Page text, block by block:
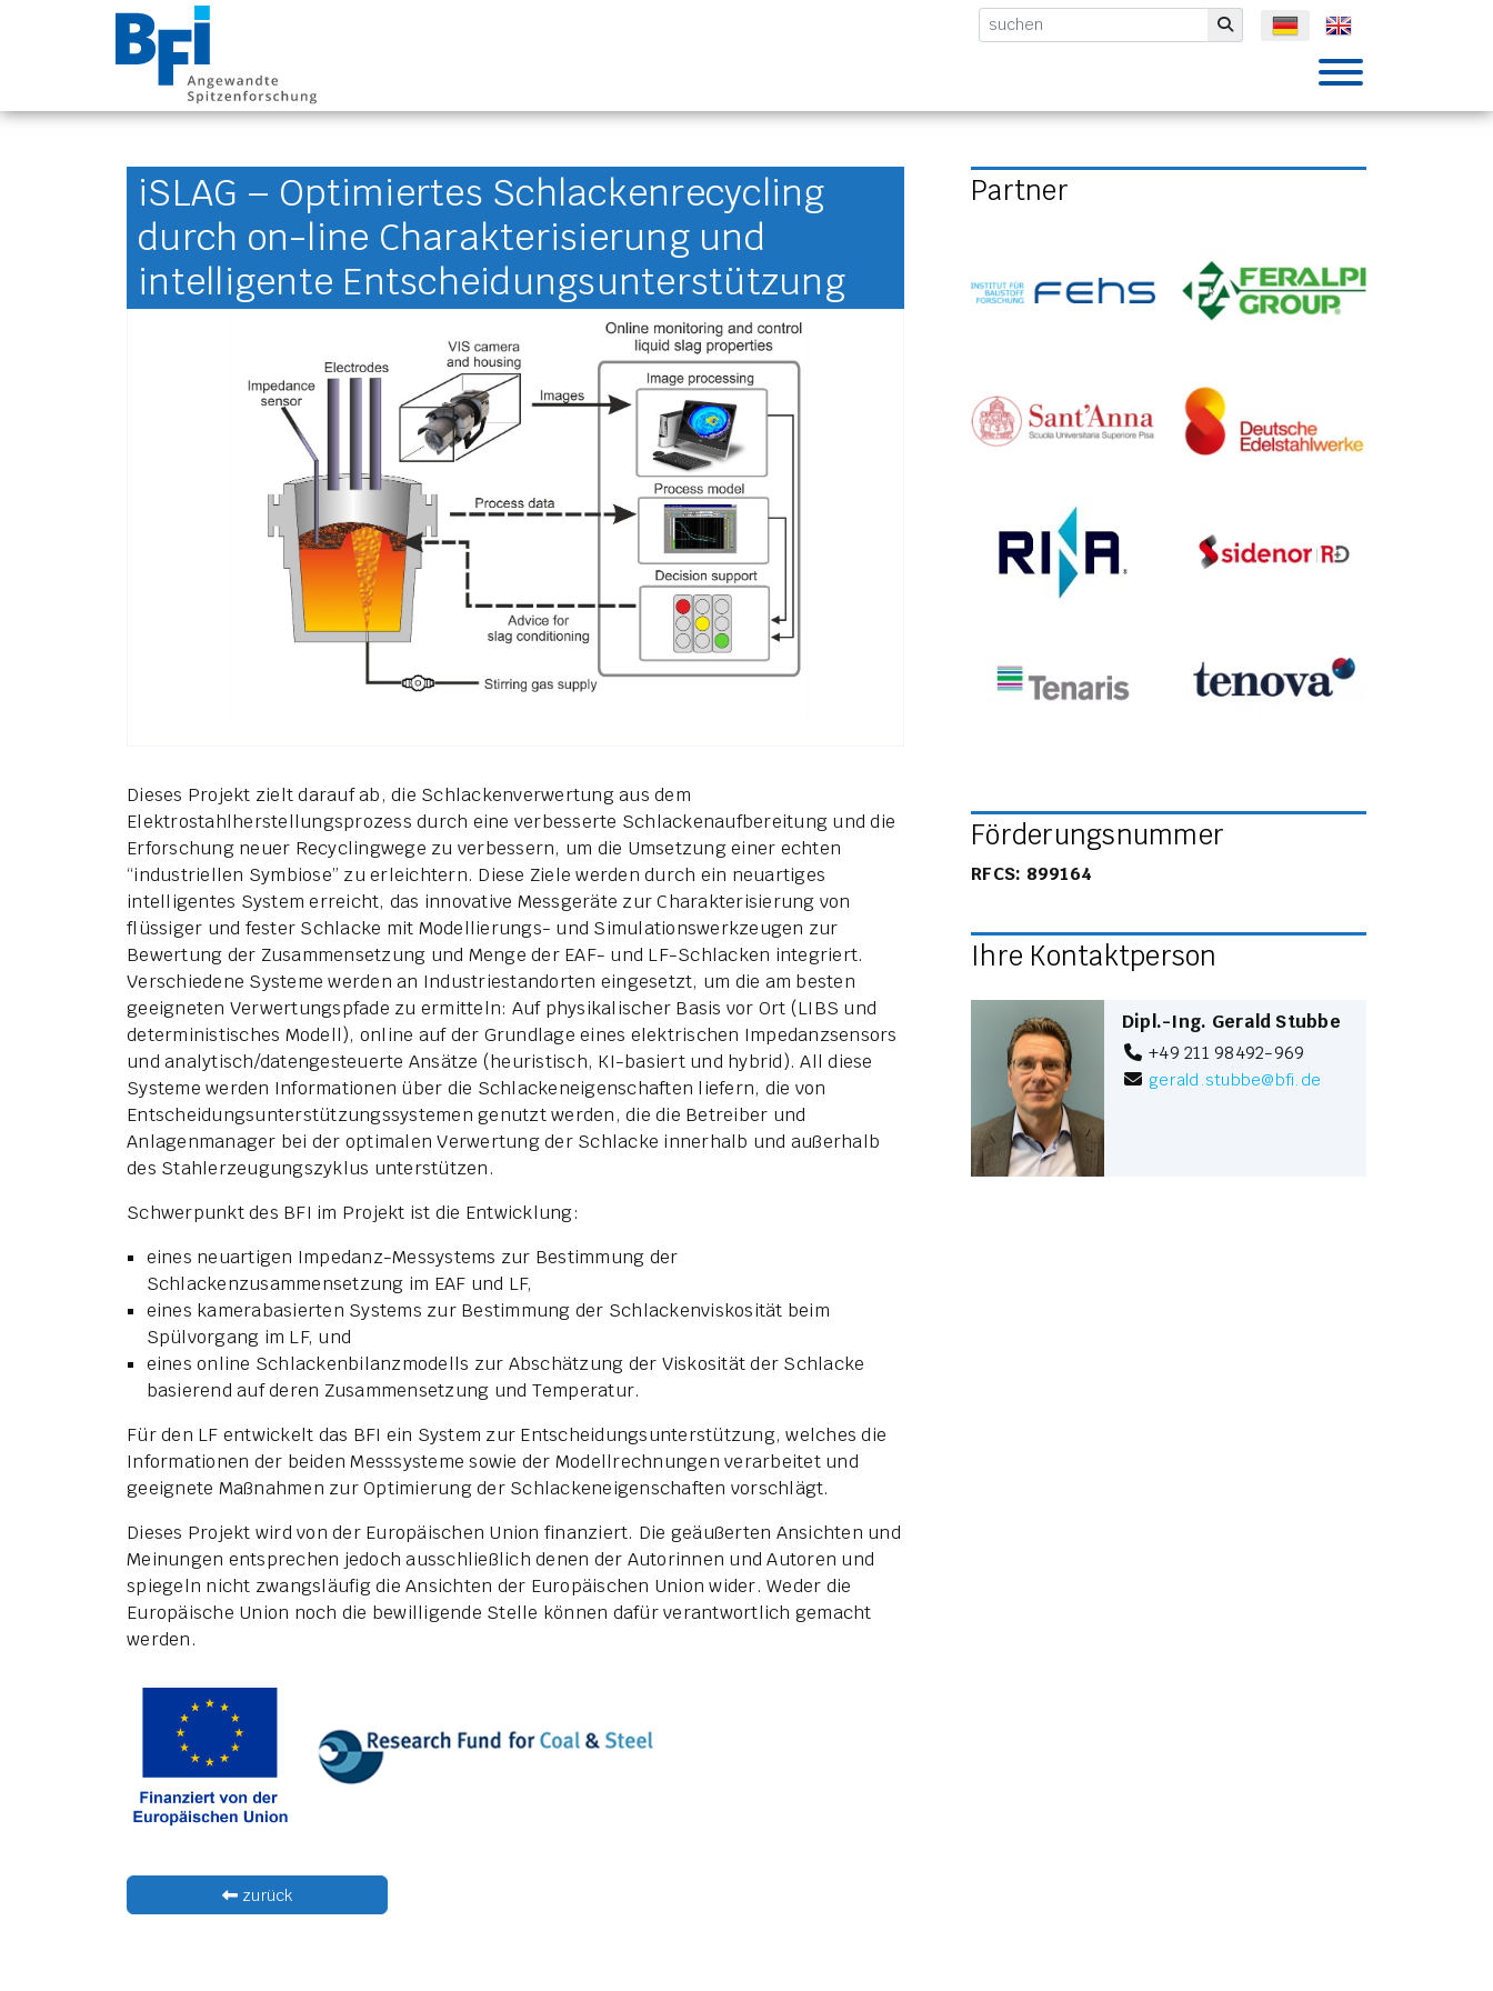
BFI VDEh-Betriebsforschungsinstitut GmbH Submit
iSLAG – Optimiertes Schlackenrecycling
durch on-line Charakterisierung und
intelligente Entscheidungsunterstützung
Dieses Projekt zielt darauf ab, die Schlackenverwertung aus dem
Elektrostahlherstellungsprozess durch eine verbesserte Schlackenaufbereitung und die
Erforschung neuer Recyclingwege zu verbessern, um die Umsetzung einer echten
“industriellen Symbiose” zu erleichtern. Diese Ziele werden durch ein neuartiges
intelligentes System erreicht, das innovative Messgeräte zur Charakterisierung von
flüssiger und fester Schlacke mit Modellierungs- und Simulationswerkzeugen zur
Bewertung der Zusammensetzung und Menge der EAF- und LF-Schlacken integriert.
Verschiedene Systeme werden an Industriestandorten eingesetzt, um die am besten
geeigneten Verwertungspfade zu ermitteln: Auf physikalischer Basis vor Ort (LIBS und
deterministisches Modell), online auf der Grundlage eines elektrischen Impedanzsensors
und analytisch/datengesteuerte Ansätze (heuristisch, KI-basiert und hybrid). All diese
Systeme werden Informationen über die Schlackeneigenschaften liefern, die von
Entscheidungsunterstützungssystemen genutzt werden, die die Betreiber und
Anlagenmanager bei der optimalen Verwertung der Schlacke innerhalb und außerhalb
des Stahlerzeugungszyklus unterstützen.
Schwerpunkt des BFI im Projekt ist die Entwicklung:
eines neuartigen Impedanz-Messystems zur Bestimmung der
Schlackenzusammensetzung im EAF und LF,
eines kamerabasierten Systems zur Bestimmung der Schlackenviskosität beim
Spülvorgang im LF, und
eines online Schlackenbilanzmodells zur Abschätzung der Viskosität der Schlacke
basierend auf deren Zusammensetzung und Temperatur.
Für den LF entwickelt das BFI ein System zur Entscheidungsunterstützung, welches die
Informationen der beiden Messsysteme sowie der Modellrechnungen verarbeitet und
geeignete Maßnahmen zur Optimierung der Schlackeneigenschaften vorschlägt.
Dieses Projekt wird von der Europäischen Union finanziert. Die geäußerten Ansichten und
Meinungen entsprechen jedoch ausschließlich denen der Autorinnen und Autoren und
spiegeln nicht zwangsläufig die Ansichten der Europäischen Union wider. Weder die
Europäische Union noch die bewilligende Stelle können dafür verantwortlich gemacht
werden.
zurück
Partner
Förderungsnummer
RFCS: 899164
Ihre Kontaktperson
Dipl.-Ing. Gerald Stubbe
+49 211 98492-969
gerald.stubbe@bfi.de